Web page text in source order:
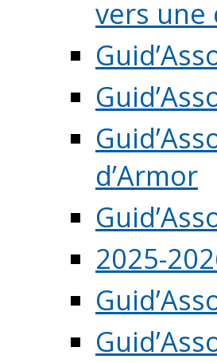
vers une
d’Armor
2025-